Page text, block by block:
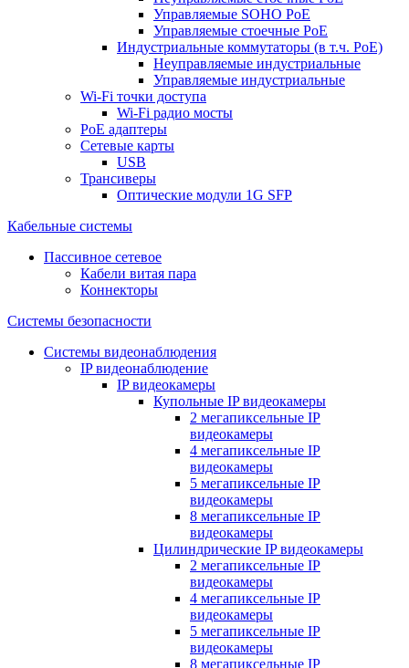
Управляемые SOHO PoE
Управляемые стоечные PoE
Индустриальные коммутаторы (в т.ч. РоЕ)
Неуправляемые индустриальные
Управляемые индустриальные
Wi-Fi точки доступа
Wi-Fi радио мосты
PoE адаптеры
Сетевые карты
USB
Трансиверы
Оптические модули 1G SFP
Кабельные системы
Пассивное сетевое
Кабели витая пара
Коннекторы
Системы безопасности
Системы видеонаблюдения
IP видеонаблюдение
IP видеокамеры
Купольные IP видеокамеры
2 мегапиксельные IP
видеокамеры
4 мегапиксельные IP
видеокамеры
5 мегапиксельные IP
видеокамеры
8 мегапиксельные IP
видеокамеры
Цилиндрические IP видеокамеры
2 мегапиксельные IP
видеокамеры
4 мегапиксельные IP
видеокамеры
5 мегапиксельные IP
видеокамеры
8 мегапиксельные IP